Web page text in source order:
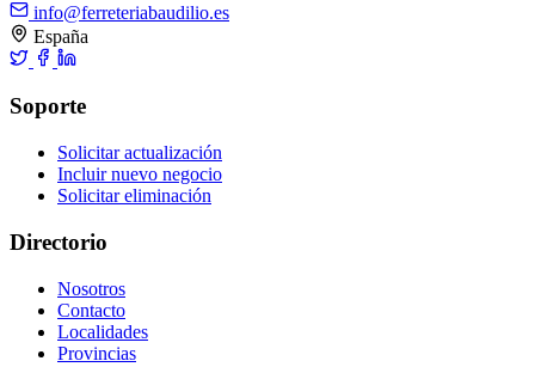
info@ferreteriabaudilio.es
España
Soporte
Solicitar actualización
Incluir nuevo negocio
Solicitar eliminación
Directorio
Nosotros
Contacto
Localidades
Provincias